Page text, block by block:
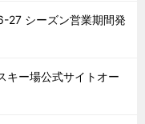
27 シーズン営業期間発
キー場公式サイトオー